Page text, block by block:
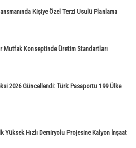
Kişiye Özel Terzi Usulü Planlama
Mutfak Konseptinde Üretim Standartları
2026 Güncellendi: Türk Pasaportu 199 Ülke
Yüksek Hızlı Demiryolu Projesine Kalyon İnşaat